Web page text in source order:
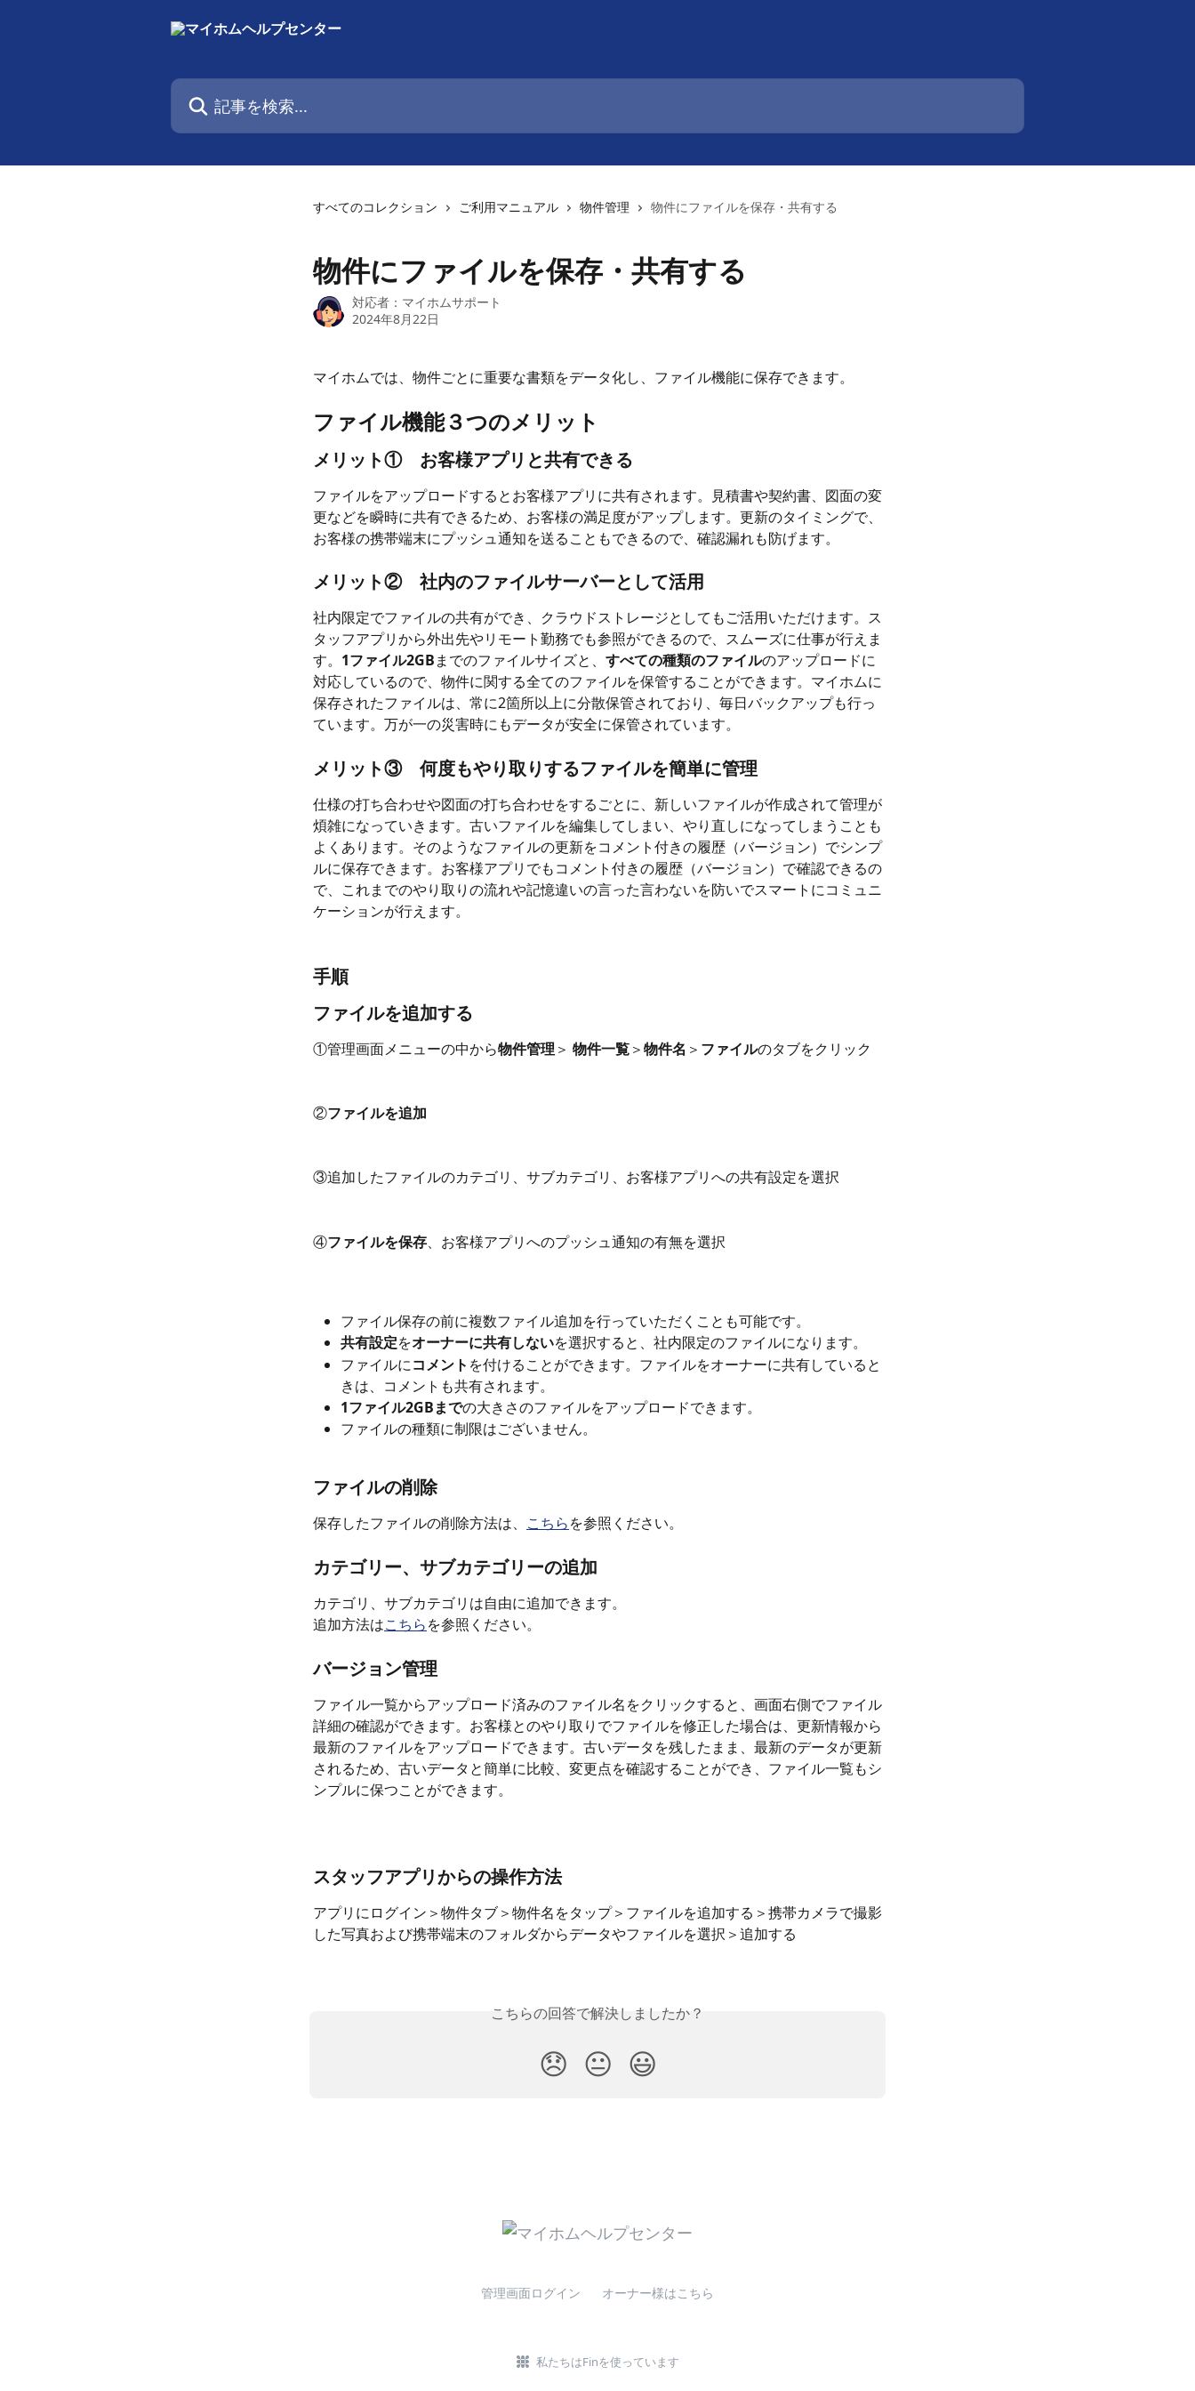
記事を検索...
すべてのコレクション ご利用マニュアル 物件管理 物件にファイルを保存・共有する
物件にファイルを保存・共有する
対応者： マイホムサポート
2024年8月22日
マイホムでは、物件ごとに重要な書類をデータ化し、ファイル機能に保存できます。
ファイル機能３つのメリット
メリット①　お客様アプリと共有できる
ファイルをアップロードするとお客様アプリに共有されます。見積書や契約書、図面の変
更などを瞬時に共有できるため、お客様の満足度がアップします。更新のタイミングで、
お客様の携帯端末にプッシュ通知を送ることもできるので、確認漏れも防げます。
メリット②　社内のファイルサーバーとして活用
社内限定でファイルの共有ができ、クラウドストレージとしてもご活用いただけます。ス
タッフアプリから外出先やリモート勤務でも参照ができるので、スムーズに仕事が行えま
す。 1ファイル2GBまでのファイルサイズと、 すべての種類のファイルのアップロードに
対応しているので、物件に関する全てのファイルを保管することができます。マイホムに
保存されたファイルは、常に2箇所以上に分散保管されており、毎日バックアップも行っ
ています。万が一の災害時にもデータが安全に保管されています。
メリット③　何度もやり取りするファイルを簡単に管理
仕様の打ち合わせや図面の打ち合わせをするごとに、新しいファイルが作成されて管理が
煩雑になっていきます。古いファイルを編集してしまい、やり直しになってしまうことも
よくあります。そのようなファイルの更新をコメント付きの履歴（バージョン）でシンプ
ルに保存できます。お客様アプリでもコメント付きの履歴（バージョン）で確認できるの
で、これまでのやり取りの流れや記憶違いの言った言わないを防いでスマートにコミュニ
ケーションが行えます。
手順
ファイルを追加する
①管理画面メニューの中から物件管理 ＞ 物件一覧＞物件名 ＞ ファイルのタブをクリック
②ファイルを追加
③追加したファイルのカテゴリ、サブカテゴリ、お客様アプリへの共有設定を選択
④ファイルを保存、お客様アプリへのプッシュ通知の有無を選択
ファイル保存の前に複数ファイル追加を行っていただくことも可能です。
共有設定をオーナーに共有しないを選択すると、社内限定のファイルになります。
ファイルにコメント を付けることができます。ファイルをオーナーに共有していると
きは、コメントも共有されます。
1ファイル2GBまでの大きさのファイルをアップロードできます。
ファイルの種類に制限はございません。
ファイルの削除
保存したファイルの削除方法は、 こちらを参照ください。
カテゴリー、サブカテゴリーの追加
カテゴリ、サブカテゴリは自由に追加できます。
追加方法はこちらを参照ください。
バージョン管理
ファイル一覧からアップロード済みのファイル名をクリックすると、画面右側でファイル
詳細の確認ができます。お客様とのやり取りでファイルを修正した場合は、更新情報から
最新のファイルをアップロードできます。古いデータを残したまま、最新のデータが更新
されるため、古いデータと簡単に比較、変更点を確認することができ、ファイル一覧もシ
ンプルに保つことができます。
スタッフアプリからの操作方法
アプリにログイン＞物件タブ＞物件名をタップ＞ファイルを追加する＞携帯カメラで撮影
した写真および携帯端末のフォルダからデータやファイルを選択＞追加する
こちらの回答で解決しましたか？
😞 😐 😃
管理画面ログイン オーナー様はこちら
私たちはFinを使っています